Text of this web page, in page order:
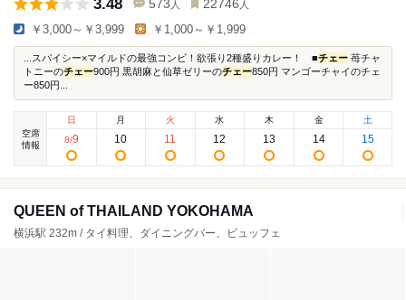
3.48 573 人 22746 人
￥3,000～￥3,999 ￥1,000～￥1,999
...スパイシー×マイルドの最強コンビ！欲張り2種盛りカレー！ ■チェー 苺チャ
トニーのチェー900円 黒胡麻と仙草ゼリーのチェー850円 マンゴーチャイのチェ
ー850円...
空席
情報
日
8/9
月
10
火
11
水
12
木
13
金
14
土
15
QUEEN of THAILAND YOKOHAMA
横浜駅 232m / タイ料理、ダイニングバー、ビュッフェ